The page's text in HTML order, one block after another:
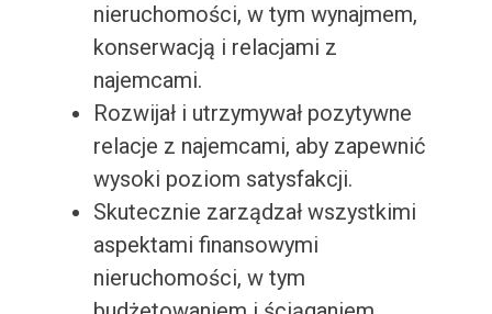
nieruchomości, w tym wynajmem,
konserwacją i relacjami z
najemcami.
Rozwijał i utrzymywał pozytywne
relacje z najemcami, aby zapewnić
wysoki poziom satysfakcji.
Skutecznie zarządzał wszystkimi
aspektami finansowymi
nieruchomości, w tym